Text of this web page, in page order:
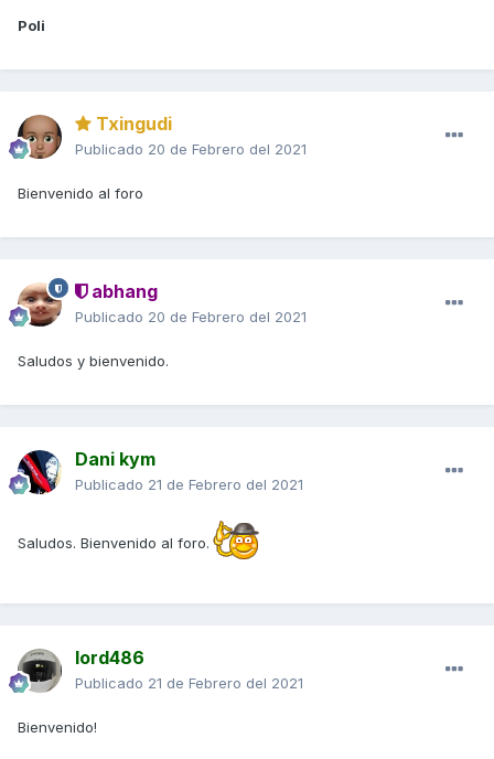
Poli
Txingudi
Publicado 20 de Febrero del 2021
Bienvenido al foro
abhang
Publicado 20 de Febrero del 2021
Saludos y bienvenido.
Dani kym
Publicado 21 de Febrero del 2021
Saludos. Bienvenido al foro.
lord486
Publicado 21 de Febrero del 2021
Bienvenido!